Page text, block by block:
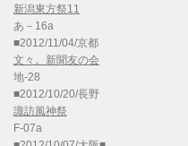
新潟東方祭11
あ－16a
■2012/11/04/京都
文々。新聞友の会
地-28
■2012/10/20/長野
諏訪風神祭
F-07a